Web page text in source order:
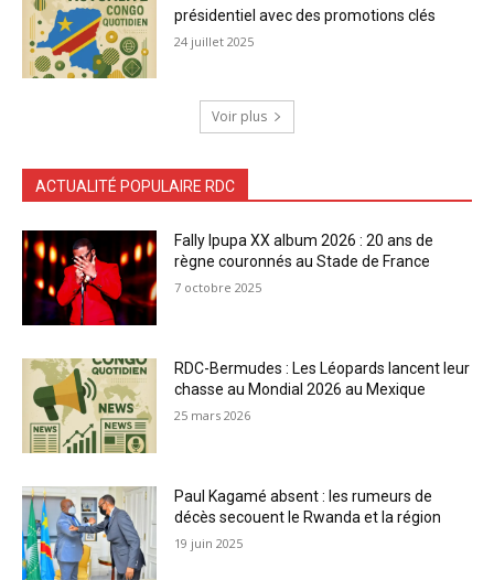
présidentiel avec des promotions clés
24 juillet 2025
Voir plus
ACTUALITÉ POPULAIRE RDC
Fally Ipupa XX album 2026 : 20 ans de
règne couronnés au Stade de France
7 octobre 2025
RDC-Bermudes : Les Léopards lancent leur
chasse au Mondial 2026 au Mexique
25 mars 2026
Paul Kagamé absent : les rumeurs de
décès secouent le Rwanda et la région
19 juin 2025